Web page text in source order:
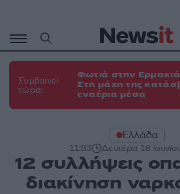
περιεχόμενο
Συμβαίνει
τώρα:
Φωτιά στην
Στη μάχη της
εναέρια μέσα
Ελλάδα
11:53 Δευτέρα 16
12 συλλήψεις
διακίνηση